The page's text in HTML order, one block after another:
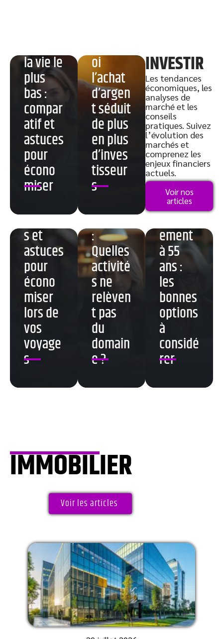
la vie le
plus
bas :
compar
atif et
astuces
pour
écono
miser
oi
l’achat
d’argen
t séduit
de plus
en plus
d’inves
tisseur
s
INVESTIR
Les tendances
économiques, les
analyses de
marché et les
conseils
pratiques. Suivez
l’évolution des
marchés et
comprenez les
enjeux financiers
actuels.
Voir nos
articles
Voyage
r avec
de
l’argent
conseil
s et
astuces
pour
écono
miser
lors de
vos
voyage
s
Fintech
:
Quelles
activité
s ne
relèven
t pas
du
domain
e ?
Placer
son
argent
ement
à 55
ans :
les
bonnes
options
à
considé
rer
IMMOBILIER
Voir les articles